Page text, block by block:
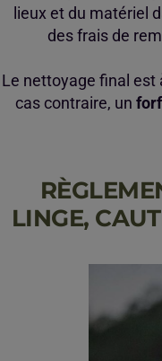
lieux et du matériel
des frais de
Le nettoyage final est
cas contraire, un
LINGE,